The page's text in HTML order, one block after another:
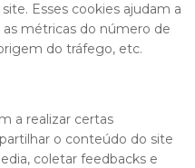
Esses cookies ajudam a
métricas do número de
do tráfego, etc.
a realizar certas
o conteúdo do site
coletar feedbacks e